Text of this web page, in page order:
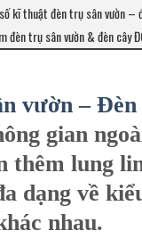
kĩ thuật đèn trụ sân vườn –
đèn trụ sân vườn & đèn cây
vườn – Đèn
gian
thêm lung
dạng về
nhau.